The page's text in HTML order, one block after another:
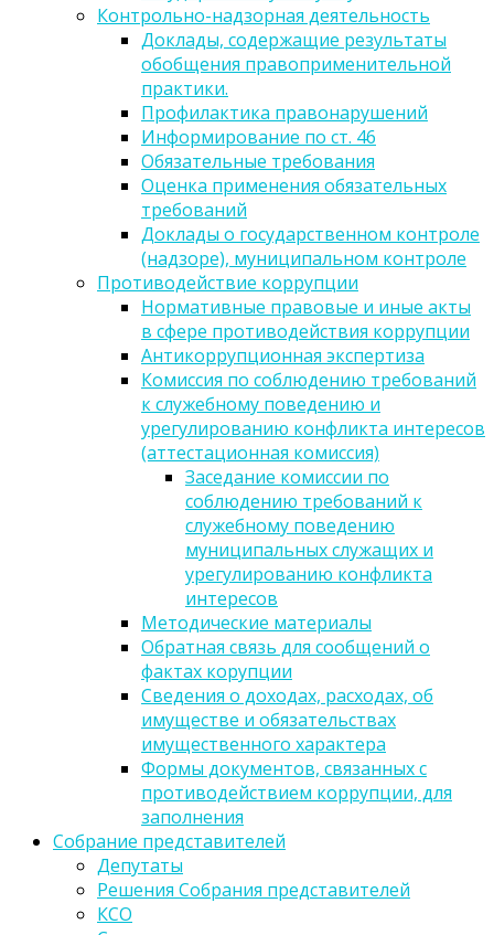
Контрольно-надзорная деятельность
Доклады, содержащие результаты
обобщения правоприменительной
практики.
Профилактика правонарушений
Информирование по ст. 46
Обязательные требования
Оценка применения обязательных
требований
Доклады о государственном контроле
(надзоре), муниципальном контроле
Противодействие коррупции
Нормативные правовые и иные акты
в сфере противодействия коррупции
Антикоррупционная экспертиза
Комиссия по соблюдению требований
к служебному поведению и
урегулированию конфликта интересов
(аттестационная комиссия)
Заседание комиссии по
соблюдению требований к
служебному поведению
муниципальных служащих и
урегулированию конфликта
интересов
Методические материалы
Обратная связь для сообщений о
фактах корупции
Сведения о доходах, расходах, об
имуществе и обязательствах
имущественного характера
Формы документов, связанных с
противодействием коррупции, для
заполнения
Собрание представителей
Депутаты
Решения Собрания представителей
КСО